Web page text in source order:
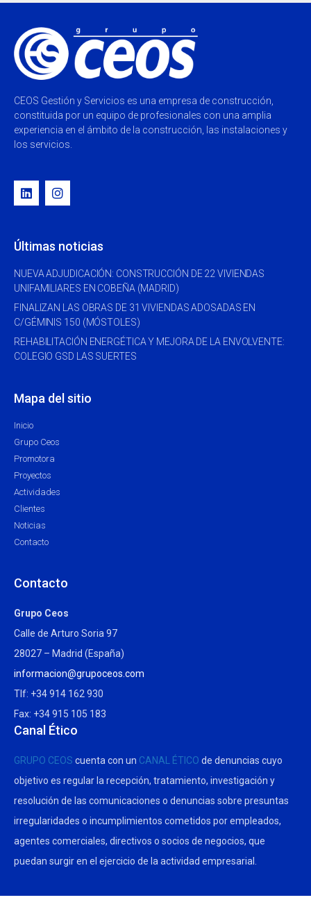
CEOS Gestión y Servicios es una empresa de construcción,
constituida por un equipo de profesionales con una amplia
experiencia en el ámbito de la construcción, las instalaciones y
los servicios.
Últimas noticias
NUEVA ADJUDICACIÓN: CONSTRUCCIÓN DE 22 VIVIENDAS
UNIFAMILIARES EN COBEÑA (MADRID)
FINALIZAN LAS OBRAS DE 31 VIVIENDAS ADOSADAS EN
C/GÉMINIS 150 (MÓSTOLES)
REHABILITACIÓN ENERGÉTICA Y MEJORA DE LA ENVOLVENTE:
COLEGIO GSD LAS SUERTES
Mapa del sitio
Inicio
Grupo Ceos
Promotora
Proyectos
Actividades
Clientes
Noticias
Contacto
Contacto
Grupo Ceos
Calle de Arturo Soria 97
28027 – Madrid (España)
informacion@grupoceos.com
Tlf: +34 914 162 930
Fax: +34 915 105 183
Canal Ético
GRUPO CEOS cuenta con un CANAL ÉTICO de denuncias cuyo
objetivo es regular la recepción, tratamiento, investigación y
resolución de las comunicaciones o denuncias sobre presuntas
irregularidades o incumplimientos cometidos por empleados,
agentes comerciales, directivos o socios de negocios, que
puedan surgir en el ejercicio de la actividad empresarial.